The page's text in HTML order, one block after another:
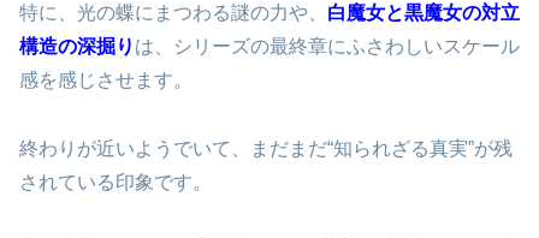
特に、光の蝶にまつわる謎の力や、 白魔女と黒魔女の対立
構造の深掘り は、シリーズの最終章にふさわしいスケール
感を感じさせます。
終わりが近いようでいて、まだまだ“知られざる真実”が残
されている印象です。